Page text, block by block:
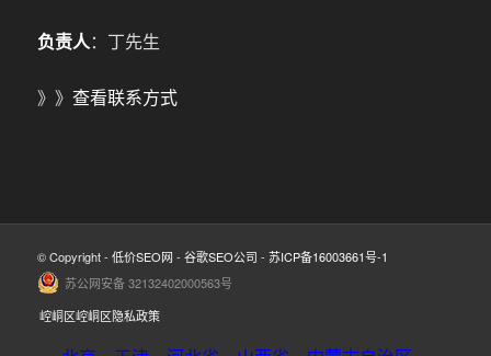
负责人：丁先生
》》 查看联系方式
© Copyright - 低价SEO网 - 谷歌SEO公司 - 苏ICP备16003661号-1
苏公网安备 32132402000563号
崆峒区崆峒区隐私政策